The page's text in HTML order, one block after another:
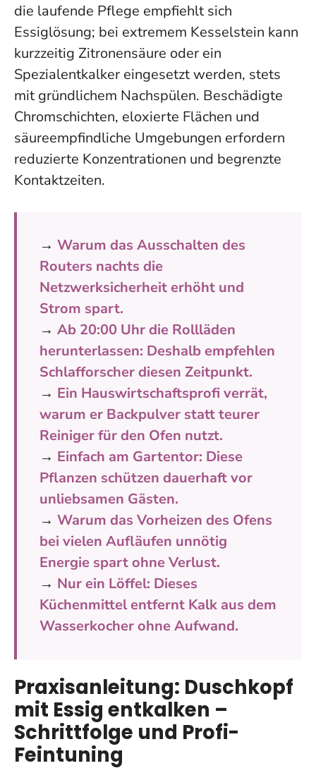
die laufende Pflege empfiehlt sich
Essiglösung; bei extremem Kesselstein kann
kurzzeitig Zitronensäure oder ein
Spezialentkalker eingesetzt werden, stets
mit gründlichem Nachspülen. Beschädigte
Chromschichten, eloxierte Flächen und
säureempfindliche Umgebungen erfordern
reduzierte Konzentrationen und begrenzte
Kontaktzeiten.
→ Warum das Ausschalten des
Routers nachts die
Netzwerksicherheit erhöht und
Strom spart.
→ Ab 20:00 Uhr die Rollläden
herunterlassen: Deshalb empfehlen
Schlafforscher diesen Zeitpunkt.
→ Ein Hauswirtschaftsprofi verrät,
warum er Backpulver statt teurer
Reiniger für den Ofen nutzt.
→ Einfach am Gartentor: Diese
Pflanzen schützen dauerhaft vor
unliebsamen Gästen.
→ Warum das Vorheizen des Ofens
bei vielen Aufläufen unnötig
Energie spart ohne Verlust.
→ Nur ein Löffel: Dieses
Küchenmittel entfernt Kalk aus dem
Wasserkocher ohne Aufwand.
Praxisanleitung: Duschkopf
mit Essig entkalken –
Schrittfolge und Profi-
Feintuning